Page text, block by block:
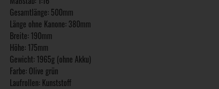
Gesamtlänge: 500mm
Länge ohne Kanone: 380mm
Breite: 190mm
Höhe: 175mm
Gewicht: 1965g (ohne Akku)
Farbe: Olive grün
Laufrollen: Kunststoff